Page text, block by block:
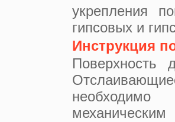
укрепления
гипсовых и
Инструкция
Поверхность
необходимо